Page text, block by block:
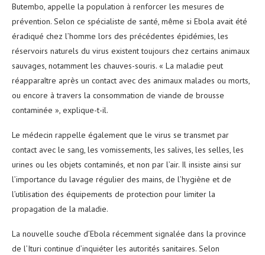
Butembo, appelle la population à renforcer les mesures de
prévention. Selon ce spécialiste de santé, même si Ebola avait été
éradiqué chez l’homme lors des précédentes épidémies, les
réservoirs naturels du virus existent toujours chez certains animaux
sauvages, notamment les chauves-souris. « La maladie peut
réapparaître après un contact avec des animaux malades ou morts,
ou encore à travers la consommation de viande de brousse
contaminée », explique-t-il.
Le médecin rappelle également que le virus se transmet par
contact avec le sang, les vomissements, les salives, les selles, les
urines ou les objets contaminés, et non par l’air. Il insiste ainsi sur
l’importance du lavage régulier des mains, de l’hygiène et de
l’utilisation des équipements de protection pour limiter la
propagation de la maladie.
La nouvelle souche d’Ebola récemment signalée dans la province
de l’Ituri continue d’inquiéter les autorités sanitaires. Selon